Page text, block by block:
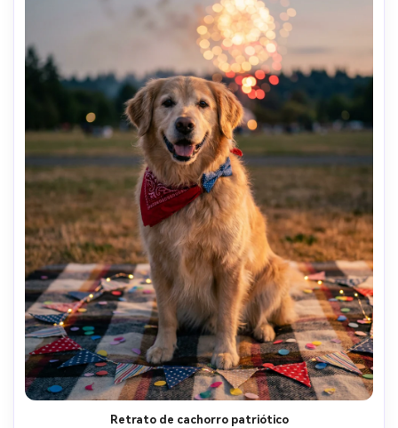
Retrato de cachorro patriótico